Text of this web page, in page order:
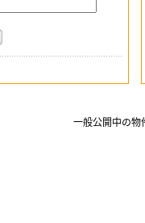
一般公開中の物